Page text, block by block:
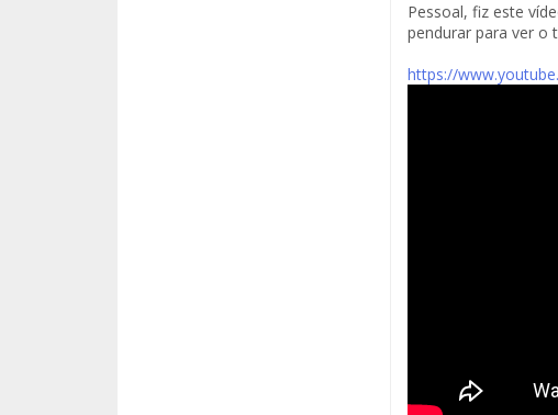
Pessoal, fiz este
pendurar para ver o
https://